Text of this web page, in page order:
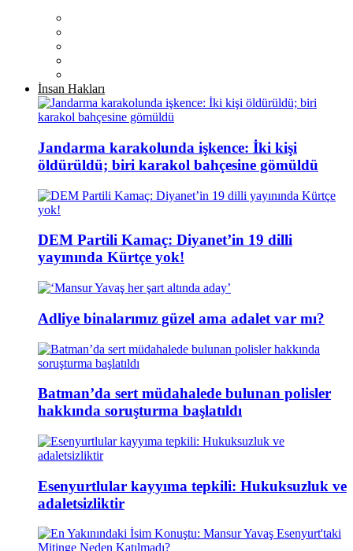
İnsan Hakları
Jandarma karakolunda işkence: İki kişi
öldürüldü; biri karakol bahçesine gömüldü
DEM Partili Kamaç: Diyanet’in 19 dilli
yayınında Kürtçe yok!
Adliye binalarımız güzel ama adalet var mı?
Batman’da sert müdahalede bulunan polisler
hakkında soruşturma başlatıldı
Esenyurtlular kayyıma tepkili: Hukuksuzluk ve
adaletsizliktir